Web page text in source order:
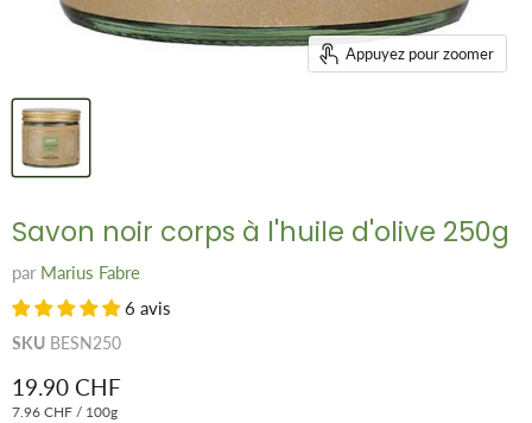
Appuyez pour zoomer
Savon noir corps à l'huile d'olive 250g
par Marius Fabre
6 avis
SKU BESN250
Prix remisé
19.90 CHF
7.96 CHF / 100g